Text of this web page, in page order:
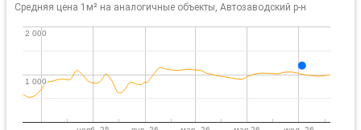
Средняя цена 1м² на аналогичные объекты, Автозаводский р-н
1 000
1 000
2 000
2 000